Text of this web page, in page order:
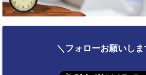
＼フォローお願いしま